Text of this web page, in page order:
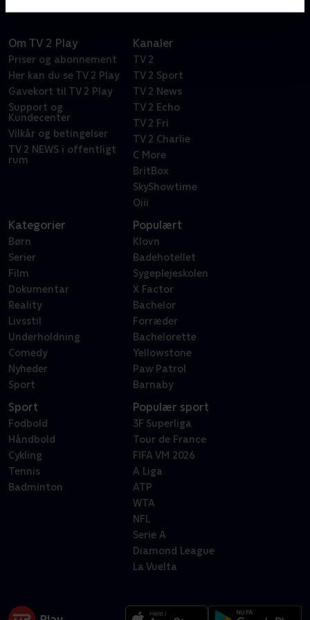
Om TV 2 Play
Priser og abonnement
Her kan du se TV 2 Play
Gavekort til TV 2 Play
Support og
Kundecenter
Vilkår og betingelser
TV 2 NEWS i offentligt
rum
Kanaler
TV 2
TV 2 Sport
TV 2 News
TV 2 Echo
TV 2 Fri
TV 2 Charlie
C More
BritBox
SkyShowtime
Oiii
Kategorier
Børn
Serier
Film
Dokumentar
Reality
Livsstil
Underholdning
Comedy
Nyheder
Sport
Populært
Klovn
Badehotellet
Sygeplejeskolen
X Factor
Bachelor
Forræder
Bachelorette
Yellowstone
Paw Patrol
Barnaby
Sport
Fodbold
Håndbold
Cykling
Tennis
Badminton
Populær sport
3F Superliga
Tour de France
FIFA VM 2026
A Liga
ATP
WTA
NFL
Serie A
Diamond League
La Vuelta